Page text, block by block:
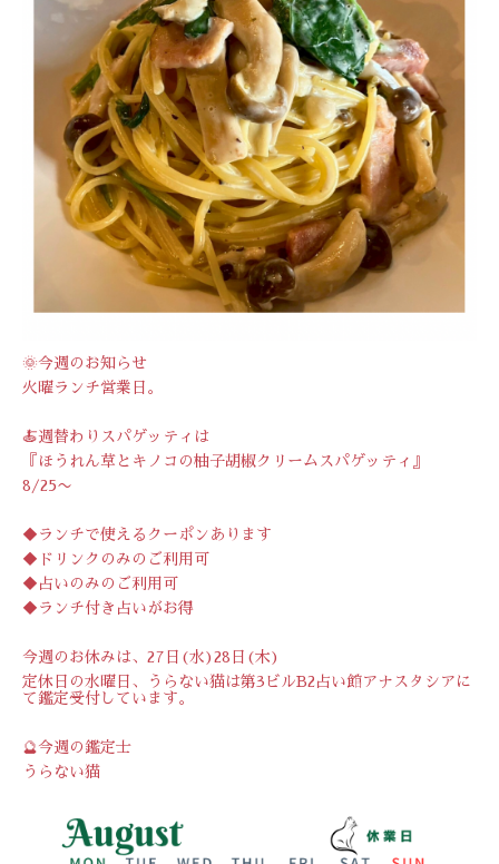
🌞今週のお知らせ
火曜ランチ営業日。
🍝週替わりスパゲッティは
『ほうれん草とキノコの柚子胡椒クリームスパゲッティ』
8/25〜
◆ランチで使えるクーポンあります
◆ドリンクのみのご利用可
◆占いのみのご利用可
◆ランチ付き占いがお得
今週のお休みは、27日(水)28日(木)
定休日の水曜日、うらない猫は第3ビルB2占い館アナスタシアに
て鑑定受付しています。
🔮今週の鑑定士
うらない猫